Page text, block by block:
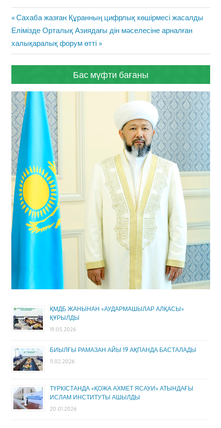
Жазба
навигациясы
Previous
Post:
Сахаба жазған Құранның цифрлық көшірмесі жасалды
Next
Post:
Елімізде Орталық Азиядағы дін мәселесіне арналған
халықаралық форум өтті
Бас мүфти бағаны
ҚМДБ ЖАНЫНАН «АУДАРМАШЫЛАР АЛҚАСЫ»
ҚҰРЫЛДЫ
19.05.2026
БИЫЛҒЫ РАМАЗАН АЙЫ 19 АҚПАНДА БАСТАЛАДЫ
11.02.2026
ТҮРКІСТАНДА «ҚОЖА АХМЕТ ЯСАУИ» АТЫНДАҒЫ
ИСЛАМ ИНСТИТУТЫ АШЫЛДЫ
20.01.2026